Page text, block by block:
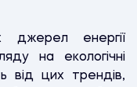
джерел енергії
на екологічні
від цих трендів,